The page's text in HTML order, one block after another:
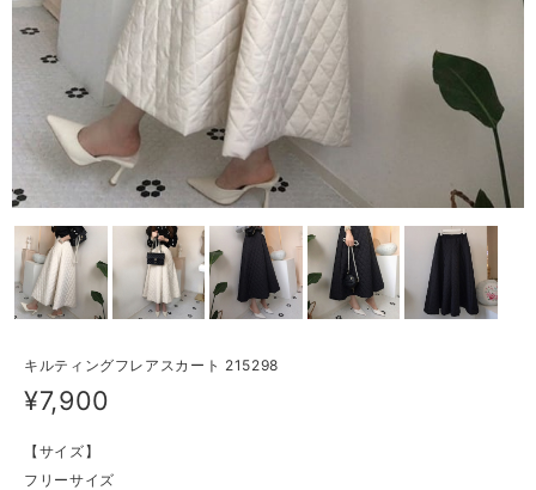
キルティングフレアスカート 215298
¥7,900
【サイズ】
フリーサイズ